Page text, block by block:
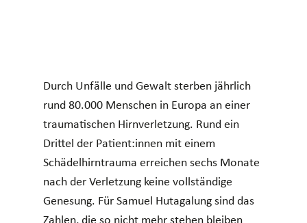
Durch Unfälle und Gewalt sterben jährlich
rund 80.000 Menschen in Europa an einer
traumatischen Hirnverletzung. Rund ein
Drittel der Patient:innen mit einem
Schädelhirntrauma erreichen sechs Monate
nach der Verletzung keine vollständige
Genesung. Für Samuel Hutagalung sind das
Zahlen, die so nicht mehr stehen bleiben